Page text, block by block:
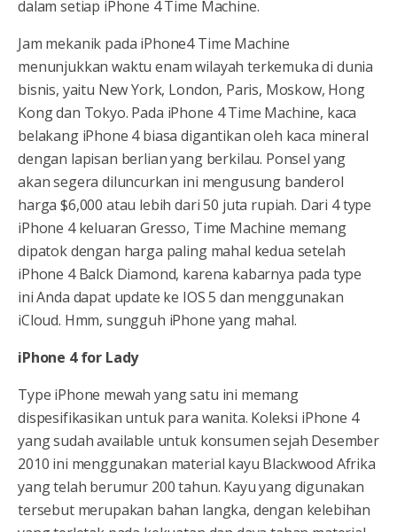
dalam setiap iPhone 4 Time Machine.
Jam mekanik pada iPhone4 Time Machine
menunjukkan waktu enam wilayah terkemuka di dunia
bisnis, yaitu New York, London, Paris, Moskow, Hong
Kong dan Tokyo. Pada iPhone 4 Time Machine, kaca
belakang iPhone 4 biasa digantikan oleh kaca mineral
dengan lapisan berlian yang berkilau. Ponsel yang
akan segera diluncurkan ini mengusung banderol
harga $6,000 atau lebih dari 50 juta rupiah. Dari 4 type
iPhone 4 keluaran Gresso, Time Machine memang
dipatok dengan harga paling mahal kedua setelah
iPhone 4 Balck Diamond, karena kabarnya pada type
ini Anda dapat update ke IOS 5 dan menggunakan
iCloud. Hmm, sungguh iPhone yang mahal.
iPhone 4 for Lady
Type iPhone mewah yang satu ini memang
dispesifikasikan untuk para wanita. Koleksi iPhone 4
yang sudah available untuk konsumen sejah Desember
2010 ini menggunakan material kayu Blackwood Afrika
yang telah berumur 200 tahun. Kayu yang digunakan
tersebut merupakan bahan langka, dengan kelebihan